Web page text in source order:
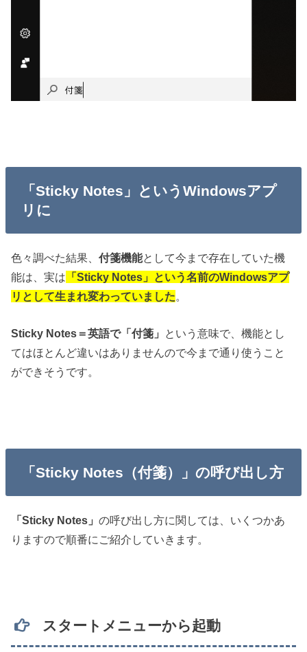
「Sticky Notes」というWindowsアプ
リに
色々調べた結果、付箋機能として今まで存在していた機
能は、実は 「Sticky Notes」という名前のWindowsアプ
リとして生まれ変わっていました。
Sticky Notes＝英語で「付箋」 という意味で、機能とし
てはほとんど違いはありませんので今まで通り使うこと
ができそうです。
「Sticky Notes（付箋）」の呼び出し方
「Sticky Notes」の呼び出し方に関しては、いくつかあ
りますので順番にご紹介していきます。
スタートメニューから起動